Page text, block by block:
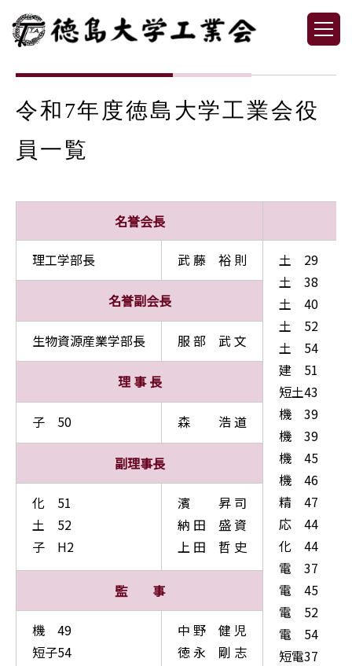
令和7年度徳島大学工業会役
員一覧
名誉会長
理工学部長 武 藤 裕 則
土 29
土 38
土 40
土 52
土 54
建 51
短土43
機 39
機 39
機 45
機 46
精 47
応 44
化 44
電 37
電 45
電 52
電 54
短電37
名誉副会長
生物資源産業学部長 服 部 武 文
理 事 長
子 50 森 浩 道
副理事長
化 51
土 52
子 H2
濱 昇 司
納 田 盛 資
上 田 哲 史
監 事
機 49
短子54
中 野 健 児
徳 永 剛 志